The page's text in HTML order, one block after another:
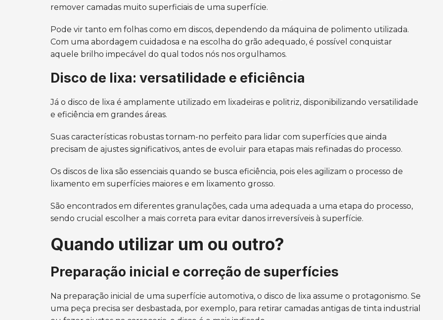
remover camadas muito superficiais de uma superfície.
Pode vir tanto em folhas como em discos, dependendo da máquina de polimento utilizada.
Com uma abordagem cuidadosa e na escolha do grão adequado, é possível conquistar
aquele brilho impecável do qual todos nós nos orgulhamos.
Disco de lixa: versatilidade e eficiência
Já o disco de lixa é amplamente utilizado em lixadeiras e politriz, disponibilizando versatilidade
e eficiência em grandes áreas.
Suas características robustas tornam-no perfeito para lidar com superfícies que ainda
precisam de ajustes significativos, antes de evoluir para etapas mais refinadas do processo.
Os discos de lixa são essenciais quando se busca eficiência, pois eles agilizam o processo de
lixamento em superfícies maiores e em lixamento grosso.
São encontrados em diferentes granulações, cada uma adequada a uma etapa do processo,
sendo crucial escolher a mais correta para evitar danos irreversíveis à superfície.
Quando utilizar um ou outro?
Preparação inicial e correção de superfícies
Na preparação inicial de uma superfície automotiva, o disco de lixa assume o protagonismo. Se
uma peça precisa ser desbastada, por exemplo, para retirar camadas antigas de tinta industrial